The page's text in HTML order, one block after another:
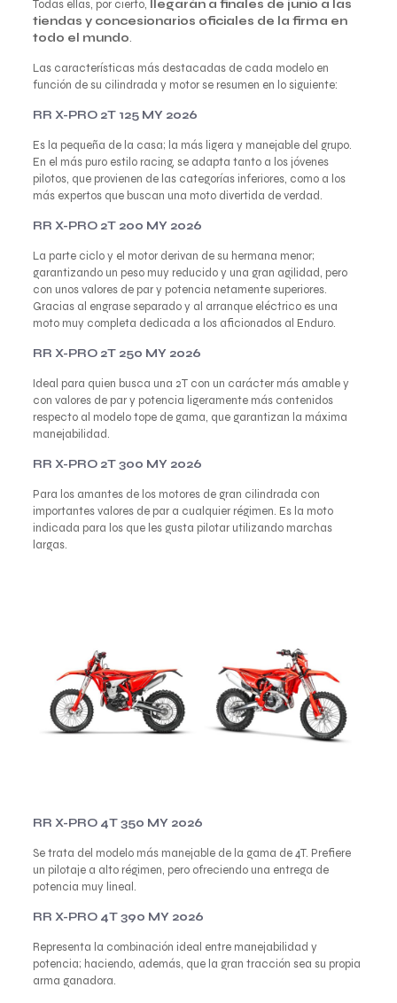
Todas ellas, por cierto, llegarán a finales de junio a las
tiendas y concesionarios oficiales de la firma en
todo el mundo.
Las características más destacadas de cada modelo en
función de su cilindrada y motor se resumen en lo siguiente:
RR X-PRO 2T 125 MY 2026
Es la pequeña de la casa; la más ligera y manejable del grupo.
En el más puro estilo racing, se adapta tanto a los jóvenes
pilotos, que provienen de las categorías inferiores, como a los
más expertos que buscan una moto divertida de verdad.
RR X-PRO 2T 200 MY 2026
La parte ciclo y el motor derivan de su hermana menor;
garantizando un peso muy reducido y una gran agilidad, pero
con unos valores de par y potencia netamente superiores.
Gracias al engrase separado y al arranque eléctrico es una
moto muy completa dedicada a los aficionados al Enduro.
RR X-PRO 2T 250 MY 2026
Ideal para quien busca una 2T con un carácter más amable y
con valores de par y potencia ligeramente más contenidos
respecto al modelo tope de gama, que garantizan la máxima
manejabilidad.
RR X-PRO 2T 300 MY 2026
Para los amantes de los motores de gran cilindrada con
importantes valores de par a cualquier régimen. Es la moto
indicada para los que les gusta pilotar utilizando marchas
largas.
RR X-PRO 4T 350 MY 2026
Se trata del modelo más manejable de la gama de 4T. Prefiere
un pilotaje a alto régimen, pero ofreciendo una entrega de
potencia muy lineal.
RR X-PRO 4T 390 MY 2026
Representa la combinación ideal entre manejabilidad y
potencia; haciendo, además, que la gran tracción sea su propia
arma ganadora.